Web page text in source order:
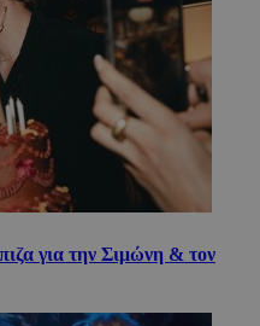
για την Σιμώνη & τον